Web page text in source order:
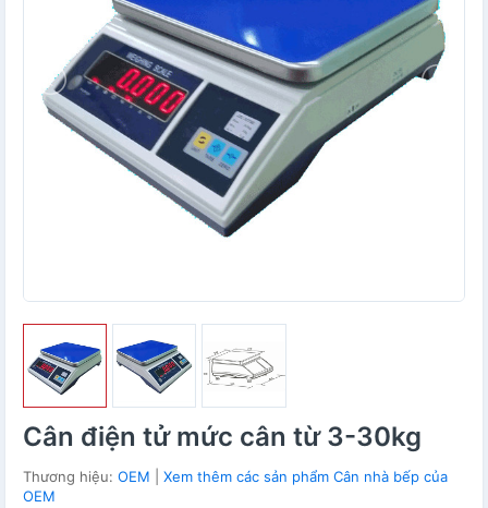
Cân điện tử mức cân từ 3-30kg
Thương hiệu: OEM
Xem thêm các sản phẩm Cân nhà bếp của
OEM